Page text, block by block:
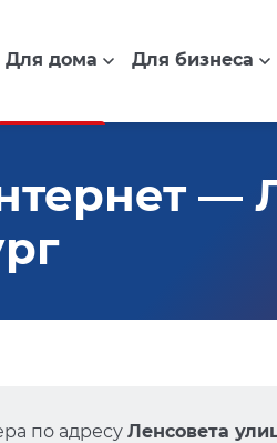
Для дома Для бизнеса
—
по адресу Ленсовета